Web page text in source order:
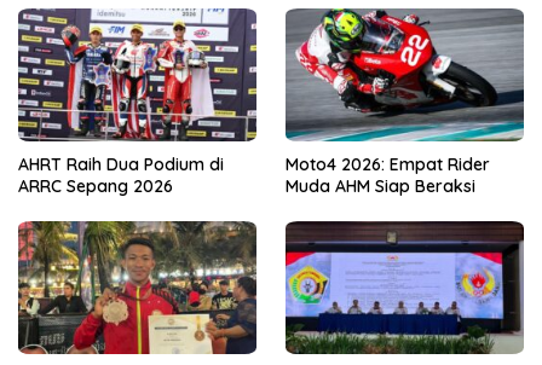
AHRT Raih Dua Podium di
ARRC Sepang 2026
Moto4 2026: Empat Rider
Muda AHM Siap Beraksi